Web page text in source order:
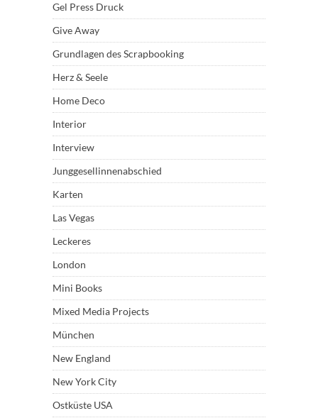
Gel Press Druck
Give Away
Grundlagen des Scrapbooking
Herz & Seele
Home Deco
Interior
Interview
Junggesellinnenabschied
Karten
Las Vegas
Leckeres
London
Mini Books
Mixed Media Projects
München
New England
New York City
Ostküste USA